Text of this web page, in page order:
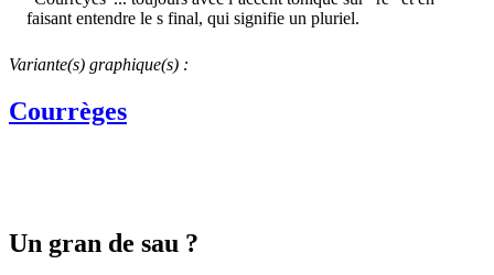
faisant entendre le s final, qui signifie un pluriel.
Variante(s) graphique(s) :
Courrèges
Un gran de sau ?